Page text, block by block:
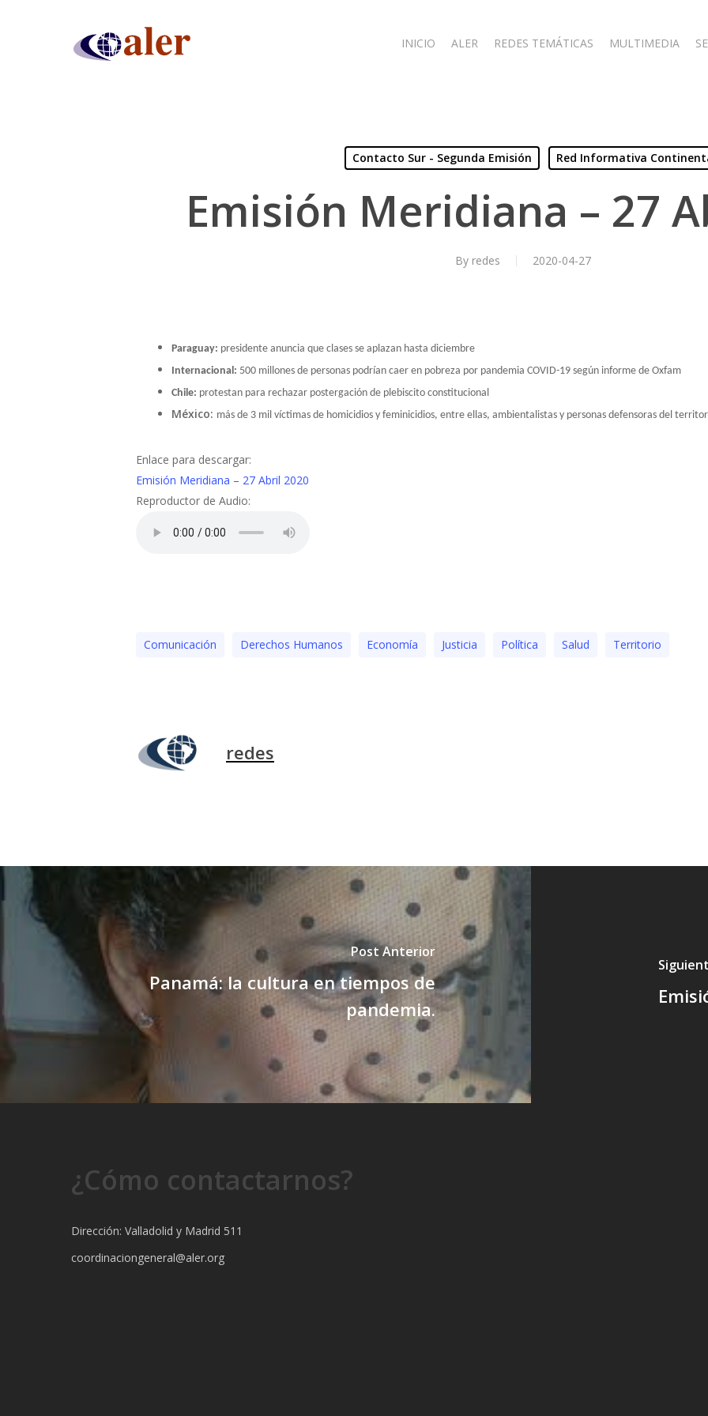
Presiona "ENTER" para buscar o "ESC" para cerrar
INICIO ALER REDES TEMÁTICAS MULTIMEDIA
Contacto Sur - Segunda Emisión Red Informativa
Emisión Meridiana – 27
By redes 2020-04-27
Paraguay: presidente anuncia que clases se aplazan hasta diciembre
Internacional: 500 millones de personas podrían caer en pobreza por pandemia COVID-19 según informe de Oxfam
Chile: protestan para rechazar postergación de plebiscito constitucional
México: más de 3 mil víctimas de homicidios y feminicidios, entre ellas, ambientalistas y personas defensoras del
Enlace para descargar:
Emisión Meridiana – 27 Abril 2020
Reproductor de Audio:
Comunicación Derechos Humanos Economía Justicia Polí­tica Salud Territorio
redes
Post Anterior
Panamá: la cultura en tiempos de
pandemia.
¿Cómo contactarnos?
Dirección: Valladolid y Madrid 511
coordinaciongeneral@aler.org